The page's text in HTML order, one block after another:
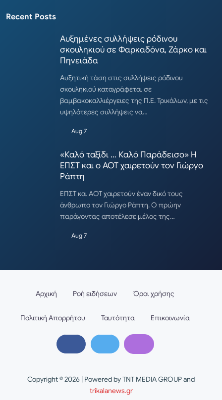
Recent Posts
Αυξημένες συλλήψεις ρόδινου
σκουληκιού σε Φαρκαδόνα, Ζάρκο και
Πηνειάδα
Αυξητική τάση στις συλλήψεις ρόδινου
σκουληκιού καταγράφεται σε
βαμβακοκαλλιέργειες της Π.Ε. Τρικάλων, με τις
υψηλότερες συλλήψεις να…
Aug 7
«Καλό ταξίδι … Καλό Παράδεισο» Η
ΕΠΣΤ και ο ΑΟΤ χαιρετούν τον Γιώργο
Ράπτη
ΕΠΣΤ και ΑΟΤ χαιρετούν έναν δικό τους
άνθρωπο τον Γιώργο Ράπτη. Ο πρώην
παράγοντας αποτέλεσε μέλος της…
Aug 7
Copyright © 2026 | Powered by TNT MEDIA GROUP and
trikalanews.gr
Αρχική Ροή ειδήσεων Όροι χρήσης
Πολιτική Απορρήτου Ταυτότητα Επικοινωνία